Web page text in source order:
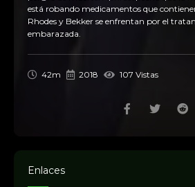
está robando medicamentos que
Rhodes y Bekker se enfrentan por el
embarazada.
42m 2018 107 Vistas
Enlaces